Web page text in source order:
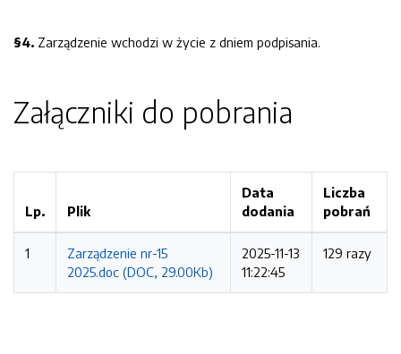
§4. Zarządzenie wchodzi w życie z dniem podpisania.
Załączniki do pobrania
Lp. Plik
Data
dodania
Liczba
pobrań
1
Zarządzenie nr-15
2025.doc (DOC, 29.00Kb)
2025-11-13
11:22:45
129 razy